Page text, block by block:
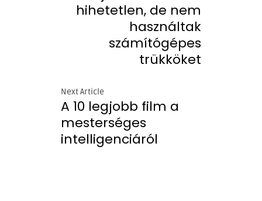
hihetetlen, de nem
használtak
számítógépes
trükköket
Next Article
A 10 legjobb film a
mesterséges
intelligenciáról